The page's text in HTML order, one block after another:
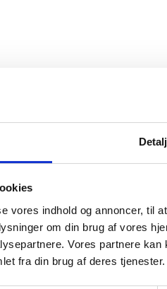
vores indhold og annoncer, til
om din brug af vores
Vores partnere
fra din brug af deres tjenester.